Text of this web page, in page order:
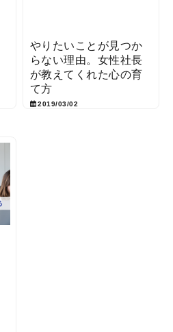
やりたいことが見つか
らない理由。女性社長
が教えてくれた心の育
て方
2019/03/02